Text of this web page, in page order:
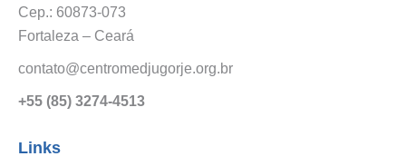
Cep.: 60873-073
Fortaleza – Ceará
contato@centromedjugorje.org.br
+55 (85) 3274-4513
Links